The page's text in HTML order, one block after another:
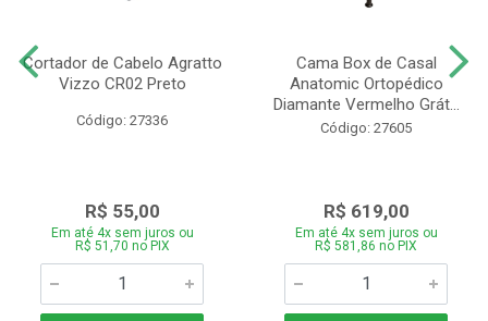
Cortador de Cabelo Agratto
Vizzo CR02 Preto
Código: 27336
R$ 55,00
Em até 4x sem juros ou
R$ 51,70 no PIX
Cama Box de Casal
Anatomic Ortopédico
Diamante Vermelho Grát...
Código: 27605
R$ 619,00
Em até 4x sem juros ou
R$ 581,86 no PIX